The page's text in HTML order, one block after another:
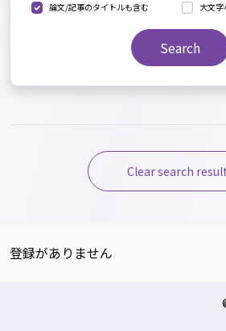
論文/記事のタイトルも含む 大文
Search
Clear search
登録がありません